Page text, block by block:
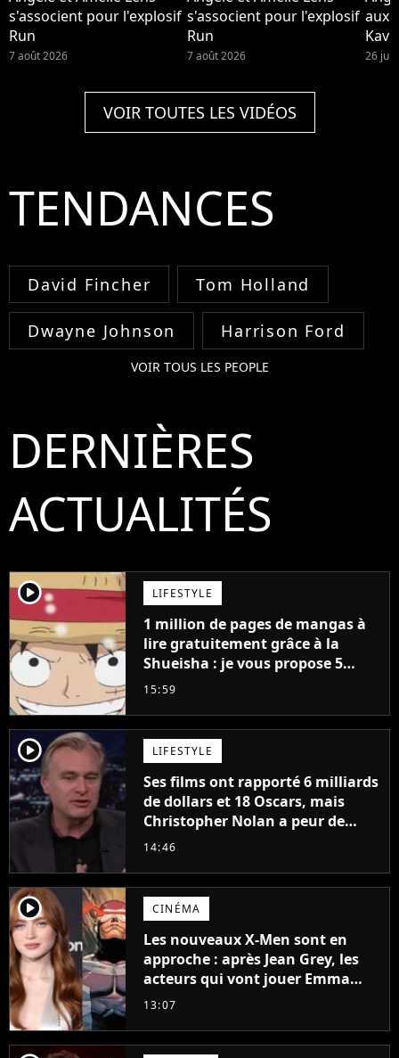
s'associent pour l'explosif
Run
7 août 2026
s'associent pour l'explosif
Run
7 août 2026
aux
26
VOIR TOUTES LES VIDÉOS
TENDANCES
David Fincher Tom Holland
Dwayne Johnson Harrison Ford
VOIR TOUS LES PEOPLE
DERNIÈRES
ACTUALITÉS
player2 LIFESTYLE
1 million de pages de mangas à
lire gratuitement grâce à la
Shueisha : je vous propose 5
mangas jamais sortis en France
15:59
player2 LIFESTYLE
Ses films ont rapporté 6 milliards
de dollars et 18 Oscars, mais
Christopher Nolan a peur de
tourner un genre de films très
14:46
player2 CINÉMA
Les nouveaux X-Men sont en
approche : après Jean Grey, les
acteurs qui vont jouer Emma
Frost et Cyclope trouvés !
13:07